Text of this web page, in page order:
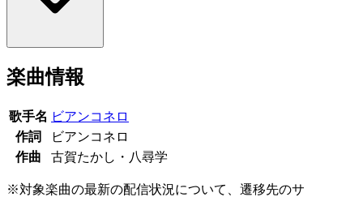
楽曲情報
歌手名 ビアンコネロ
作詞
ビアンコネロ
作曲
古賀たかし・八尋学
※対象楽曲の最新の配信状況について、遷移先のサ